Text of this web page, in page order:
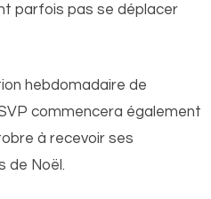
parfois pas se déplacer
hebdomadaire de
commencera également
à recevoir ses
de Noël.